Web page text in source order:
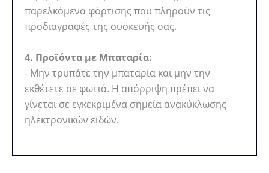
παρελκόμενα φόρτισης που πληρούν τις
προδιαγραφές της συσκευής σας.
4. Προϊόντα με Μπαταρία:
- Μην τρυπάτε την μπαταρία και μην την
εκθέτετε σε φωτιά. Η απόρριψη πρέπει να
γίνεται σε εγκεκριμένα σημεία ανακύκλωσης
ηλεκτρονικών ειδών.